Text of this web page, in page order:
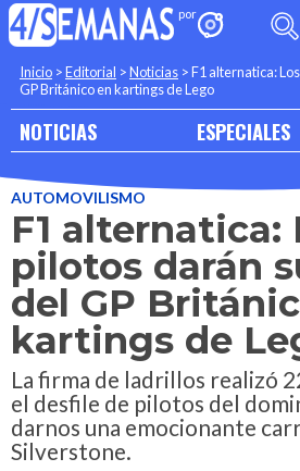
Inicio >Editorial >Noticias >F1 alternatica:
GP Británico en kartings de Lego
NOTICIAS ESPECIALES
AUTOMOVILISMO
F1 alternatica:
pilotos darán
del GP
kartings de
La firma de ladrillos realizó
el desfile de pilotos del
darnos una emocionante
Silverstone.